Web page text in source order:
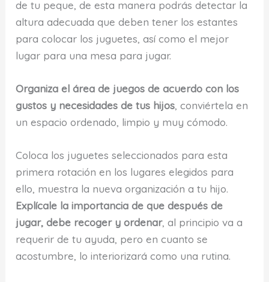
de tu peque, de esta manera podrás detectar la
altura adecuada que deben tener los estantes
para colocar los juguetes, así como el mejor
lugar para una mesa para jugar.
Organiza el área de juegos de acuerdo con los
gustos y necesidades de tus hijos, conviértela en
un espacio ordenado, limpio y muy cómodo.
Coloca los juguetes seleccionados para esta
primera rotación en los lugares elegidos para
ello, muestra la nueva organización a tu hijo.
Explícale la importancia de que después de
jugar, debe recoger y ordenar, al principio va a
requerir de tu ayuda, pero en cuanto se
acostumbre, lo interiorizará como una rutina.